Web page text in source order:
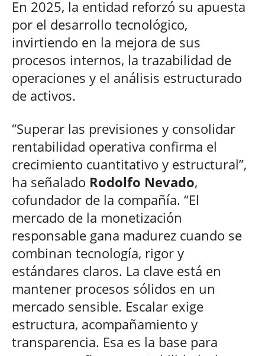
En 2025, la entidad reforzó su apuesta
por el desarrollo tecnológico,
invirtiendo en la mejora de sus
procesos internos, la trazabilidad de
operaciones y el análisis estructurado
de activos.
“Superar las previsiones y consolidar
rentabilidad operativa confirma el
crecimiento cuantitativo y estructural”,
ha señalado Rodolfo Nevado,
cofundador de la compañía. “El
mercado de la monetización
responsable gana madurez cuando se
combinan tecnología, rigor y
estándares claros. La clave está en
mantener procesos sólidos en un
mercado sensible. Escalar exige
estructura, acompañamiento y
transparencia. Esa es la base para